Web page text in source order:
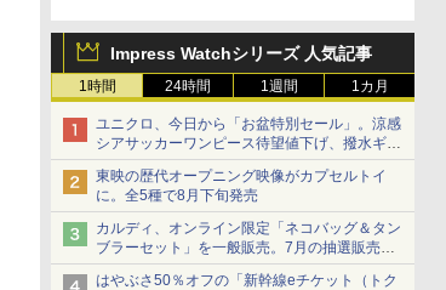
Impress Watchシリーズ 人気記事
1時間 24時間 1週間 1カ月
ユニクロ、今日から「お盆特別セール」。涼感
シアサッカーワンピース待望値下げ、撥水ギア
ショーツは1990円に
東映の歴代オープニング映像がカプセルトイ
に。全5種で8月下旬発売
カルディ、オンライン限定「ネコバッグ＆タン
ブラーセット」を一般販売。7月の抽選販売の
当選無効分
はやぶさ50％オフの「新幹線eチケット（トク